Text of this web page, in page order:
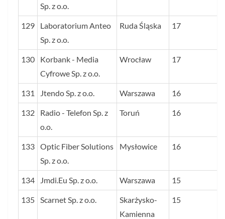
Sp. z o.o.
129
Laboratorium Anteo
Sp. z o.o.
Ruda Śląska 17
130
Korbank - Media
Cyfrowe Sp. z o.o.
Wrocław 17
131 Jtendo Sp. z o.o. Warszawa 16
132
Radio - Telefon Sp. z
o.o.
Toruń 16
133 Optic Fiber Solutions
Sp. z o.o.
Mysłowice 16
134 Jmdi.Eu Sp. z o.o. Warszawa 15
135 Scarnet Sp. z o.o.
Skarżysko-
Kamienna
15